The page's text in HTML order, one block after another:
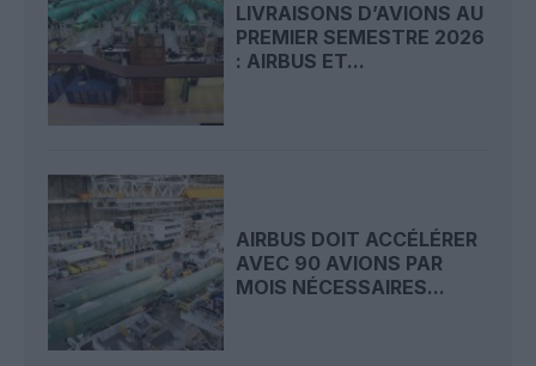
LIVRAISONS D’AVIONS AU
PREMIER SEMESTRE 2026
: AIRBUS ET...
AIRBUS DOIT ACCÉLÉRER
AVEC 90 AVIONS PAR
MOIS NÉCESSAIRES...